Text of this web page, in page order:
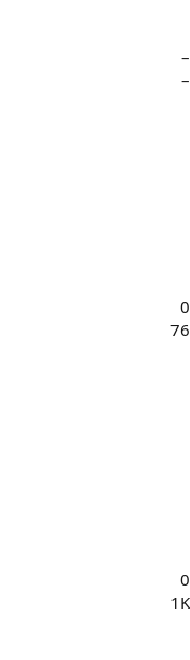
–
–
0
76
0
1K